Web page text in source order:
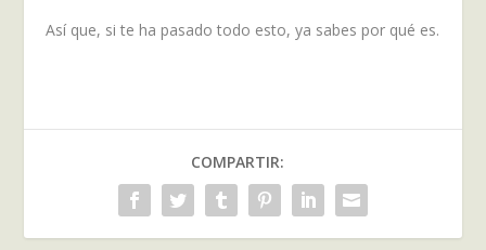
Así que, si te ha pasado todo esto, ya sabes por qué es.
COMPARTIR: